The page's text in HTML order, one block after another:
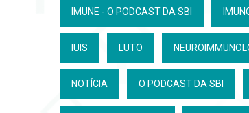
IMUNE - O PODCAST DA SBI
IUIS LUTO
NOTÍCIA O PODCAST DA SBI